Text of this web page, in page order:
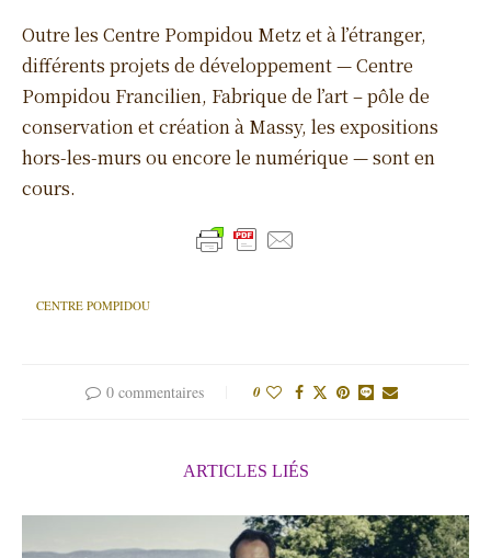
Outre les Centre Pompidou Metz et à l’étranger,
différents projets de développement — Centre
Pompidou Francilien, Fabrique de l’art – pôle de
conservation et création à Massy, les expositions
hors-les-murs ou encore le numérique — sont en
cours.
CENTRE POMPIDOU
0 commentaires 0
ARTICLES LIÉS